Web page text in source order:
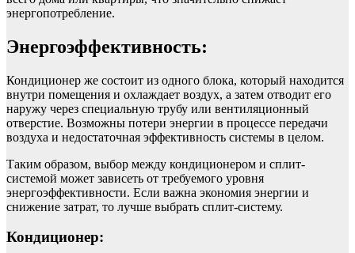
энергопотребление.
Энергоэффективность:
Кондиционер же состоит из одного блока, который находится
внутри помещения и охлаждает воздух, а затем отводит его
наружу через специальную трубу или вентиляционный
отверстие. Возможны потери энергии в процессе передачи
воздуха и недостаточная эффективность системы в целом.
Таким образом, выбор между кондиционером и сплит-
системой может зависеть от требуемого уровня
энергоэффективности. Если важна экономия энергии и
снижение затрат, то лучше выбрать сплит-систему.
Кондиционер: